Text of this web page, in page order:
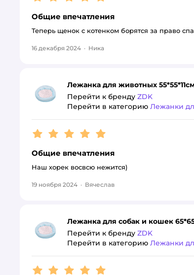
Общие впечатления
Теперь щенок с котенком борятся за право
16 декабря 2024 · Ника
Лежанка для животных
Перейти к бренду ZDK
Перейти в категорию Лежанки
Рейтинг:5
Общие впечатления
Наш хорек восвсю нежится)
19 ноября 2024 · Вячеслав
Лежанка для собак и кошек
Перейти к бренду ZDK
Перейти в категорию Лежанки
Рейтинг:5